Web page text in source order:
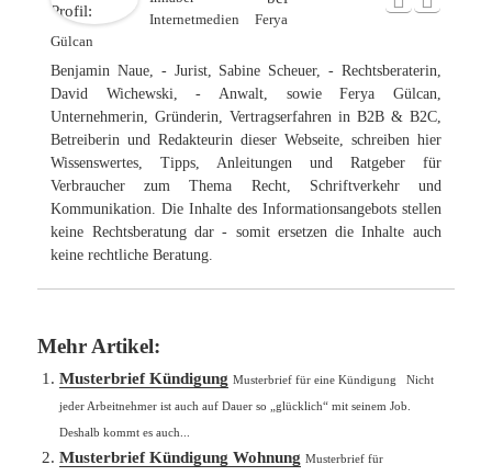
Internetmedien Ferya
Gülcan
Benjamin Naue, - Jurist, Sabine Scheuer, - Rechtsberaterin,
David Wichewski, - Anwalt, sowie Ferya Gülcan,
Unternehmerin, Gründerin, Vertragserfahren in B2B & B2C,
Betreiberin und Redakteurin dieser Webseite, schreiben hier
Wissenswertes, Tipps, Anleitungen und Ratgeber für
Verbraucher zum Thema Recht, Schriftverkehr und
Kommunikation. Die Inhalte des Informationsangebots stellen
keine Rechtsberatung dar - somit ersetzen die Inhalte auch
keine rechtliche Beratung.
Mehr Artikel:
Musterbrief Kündigung Musterbrief für eine Kündigung Nicht
jeder Arbeitnehmer ist auch auf Dauer so „glücklich“ mit seinem Job.
Deshalb kommt es auch...
Musterbrief Kündigung Wohnung Musterbrief für